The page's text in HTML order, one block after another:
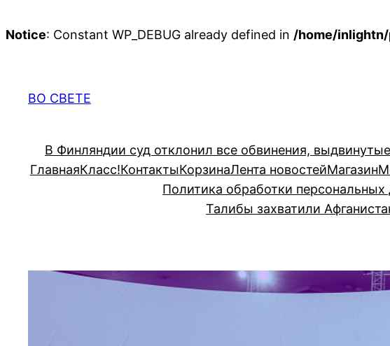
Notice: Constant WP_DEBUG already defined in /home/
содержимому
ВО СВЕТЕ
В Финляндии суд отклонил все обвинения,
ГлавнаяКласс!КонтактыКорзинаЛента новостейМагазин
Политика обработки персональных
Талибы захватили